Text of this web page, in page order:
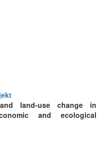
land-use change in
and ecological